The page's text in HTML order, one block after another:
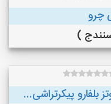
چرو
بلفارو پیکرتراشی...